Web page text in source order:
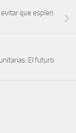
evitar que espíen
El futuro